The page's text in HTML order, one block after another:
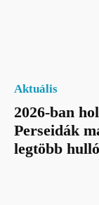
Aktuális
2026-ban
Perseidák
legtöbb